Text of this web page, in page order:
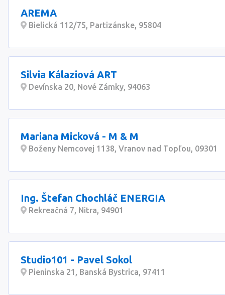
AREMA
Bielická 112/75, Partizánske, 95804
Silvia Kálaziová ART
Devínska 20, Nové Zámky, 94063
Mariana Micková - M & M
Boženy Nemcovej 1138, Vranov nad Topľou, 09301
Ing. Štefan Chochláč ENERGIA
Rekreačná 7, Nitra, 94901
Studio101 - Pavel Sokol
Pieninska 21, Banská Bystrica, 97411